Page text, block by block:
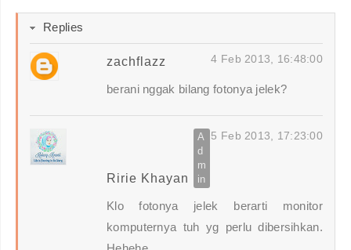
Replies
zachflazz 4 Feb 2013, 16:48:00
berani nggak bilang fotonya jelek?
Ririe Khayan
5 Feb 2013, 17:23:00
Klo fotonya jelek berarti monitor
komputernya tuh yg perlu dibersihkan.